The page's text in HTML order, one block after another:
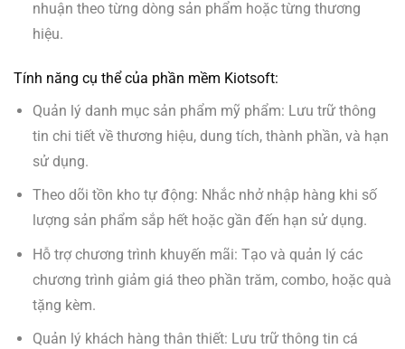
nhuận theo từng dòng sản phẩm hoặc từng thương
hiệu.
Tính năng cụ thể của phần mềm Kiotsoft:
Quản lý danh mục sản phẩm mỹ phẩm: Lưu trữ thông
tin chi tiết về thương hiệu, dung tích, thành phần, và hạn
sử dụng.
Theo dõi tồn kho tự động: Nhắc nhở nhập hàng khi số
lượng sản phẩm sắp hết hoặc gần đến hạn sử dụng.
Hỗ trợ chương trình khuyến mãi: Tạo và quản lý các
chương trình giảm giá theo phần trăm, combo, hoặc quà
tặng kèm.
Quản lý khách hàng thân thiết: Lưu trữ thông tin cá